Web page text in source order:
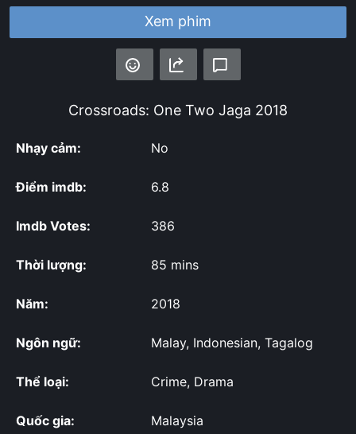
Xem phim
Crossroads: One Two Jaga 2018
Nhạy cảm: No
Điểm imdb: 6.8
Imdb Votes: 386
Thời lượng: 85 mins
Năm: 2018
Ngôn ngữ: Malay, Indonesian, Tagalog
Thể loại: Crime, Drama
Quốc gia: Malaysia